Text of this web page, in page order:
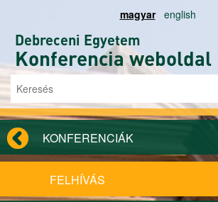
magyar english
Debreceni Egyetem
Konferencia weboldal
Keresés űrlap
Keresés
KONFERENCIÁK
FELHÍVÁS